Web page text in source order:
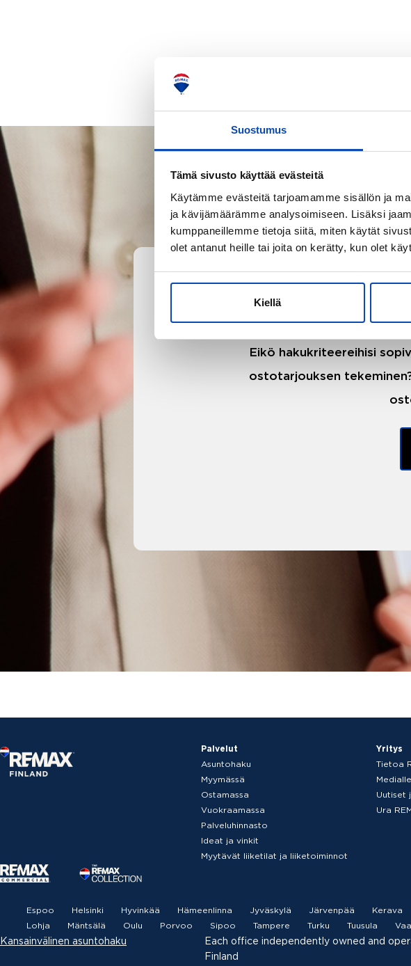
Suostumus
Tämä sivusto käyttää evästeitä
Käytämme evästeitä tarjoamamme sisällön ja
ja kävijämäärämme analysoimiseen. Lisäksi
kumppaneillemme tietoja siitä, miten käytät
olet antanut heille tai joita on kerätty, kun olet
Kiellä
Eikö hakukriteereihisi
ostotarjouksen
Palvelut
Asuntohaku
Myymässä
Ostamassa
Vuokraamassa
Palveluhinnasto
Ideat ja vinkit
Myytävät liiketilat ja liiketoiminnot
Yritys
Tietoa
Medialle
Uutiset
Ura
Espoo Helsinki Hyvinkää Hämeenlinna Jyväskylä Järvenpää Kerava
Lohja
Mäntsälä Oulu Porvoo Sipoo Tampere Turku Tuusula
Kansainvälinen asuntohaku
Each office independently owned and
Finland